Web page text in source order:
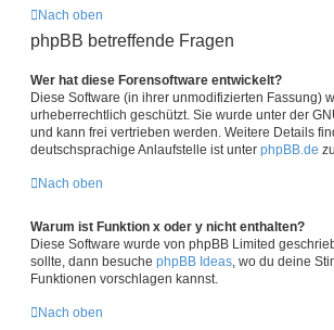
Nach oben
phpBB betreffende Fragen
Wer hat diese Forensoftware entwickelt?
Diese Software (in ihrer unmodifizierten Fassung)
urheberrechtlich geschützt. Sie wurde unter der
und kann frei vertrieben werden. Weitere Details
deutschsprachige Anlaufstelle ist unter phpBB.de
Nach oben
Warum ist Funktion x oder y nicht enthalten?
Diese Software wurde von phpBB Limited
sollte, dann besuche phpBB Ideas , wo du deine
Funktionen vorschlagen kannst.
Nach oben